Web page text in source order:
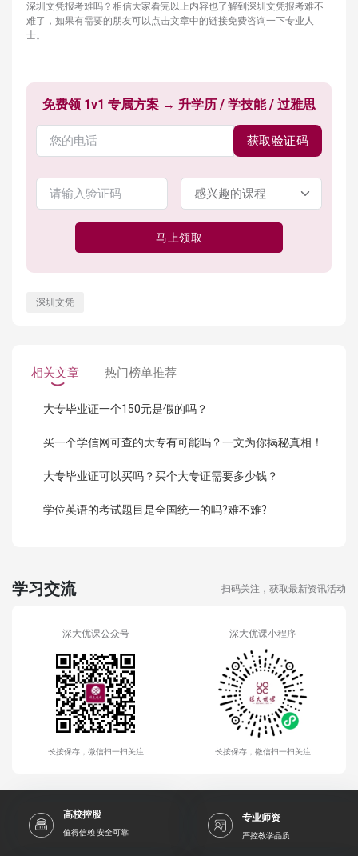
深圳文凭报考难吗？相信大家看完以上内容也了解到深圳文凭报考难不
难了，如果有需要的朋友可以点击文章中的链接免费咨询一下专业人
士。
免费领 1v1 专属方案 → 升学历 / 学技能 / 过雅思
获取验证码
马上领取
深圳文凭
相关文章 热门榜单推荐
大专毕业证一个150元是假的吗？
买一个学信网可查的大专有可能吗？一文为你揭秘真相！
大专毕业证可以买吗？买个大专证需要多少钱？
学位英语的考试题目是全国统一的吗?难不难?
学习交流 扫码关注，获取最新资讯活动
深大优课公众号
长按保存，微信扫一扫关注
深大优课小程序
长按保存，微信扫一扫关注
高校控股
值得信赖 安全可靠
专业师资
严控教学品质